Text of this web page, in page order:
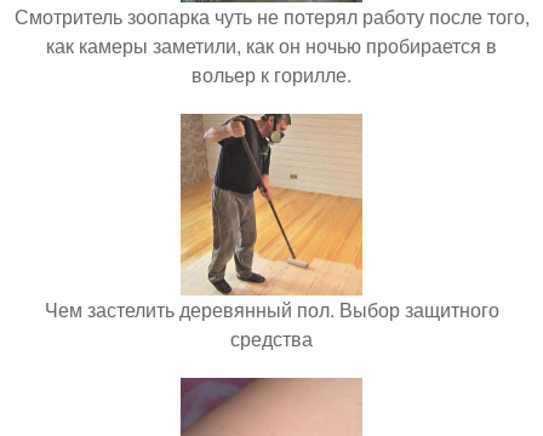
Смотритель зоопарка чуть не потерял работу после того,
как камеры заметили, как он ночью пробирается в
вольер к горилле.
Чем застелить деревянный пол. Выбор защитного
средства